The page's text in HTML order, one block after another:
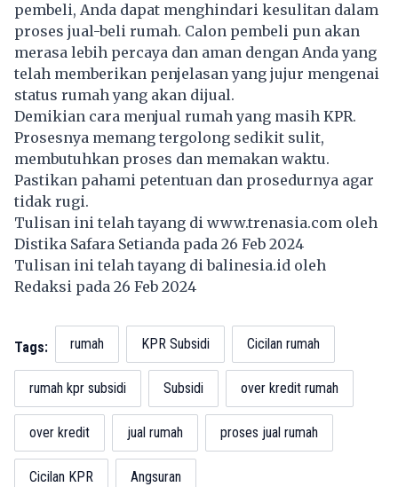
pembeli, Anda dapat menghindari kesulitan dalam
proses jual-beli rumah. Calon pembeli pun akan
merasa lebih percaya dan aman dengan Anda yang
telah memberikan penjelasan yang jujur mengenai
status rumah yang akan dijual.
Demikian cara menjual rumah yang masih KPR.
Prosesnya memang tergolong sedikit sulit,
membutuhkan proses dan memakan waktu.
Pastikan pahami petentuan dan prosedurnya agar
tidak rugi.
Tulisan ini telah tayang di www.trenasia.com oleh
Distika Safara Setianda pada 26 Feb 2024
Tulisan ini telah tayang dibalinesia.id oleh
Redaksi pada 26 Feb 2024
Tags: rumah KPR Subsidi Cicilan rumah
rumah kpr subsidi Subsidi over kredit rumah
over kredit jual rumah proses jual rumah
Cicilan KPR Angsuran